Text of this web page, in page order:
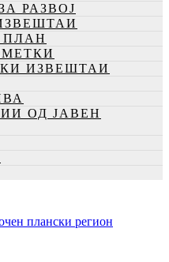
РАЗВОЈ
ИЗВЕШТАИ
ОД ЈАВЕН